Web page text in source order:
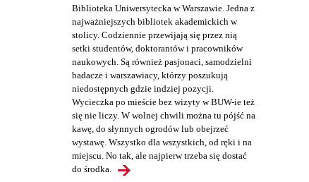
Biblioteka Uniwersytecka w Warszawie. Jedna z
najważniejszych bibliotek akademickich w
stolicy. Codziennie przewijają się przez nią
setki studentów, doktorantów i pracowników
naukowych. Są również pasjonaci, samodzielni
badacze i warszawiacy, którzy poszukują
niedostępnych gdzie indziej pozycji.
Wycieczka po mieście bez wizyty w BUW-ie też
się nie liczy. W wolnej chwili można tu pójść na
kawę, do słynnych ogrodów lub obejrzeć
wystawę. Wszystko dla wszystkich, od ręki i na
miejscu. No tak, ale najpierw trzeba się dostać
do środka.